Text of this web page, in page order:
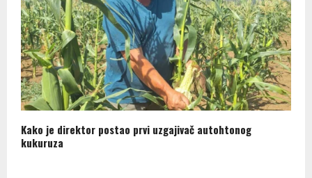
Kako je direktor postao prvi uzgajivač autohtonog
kukuruza